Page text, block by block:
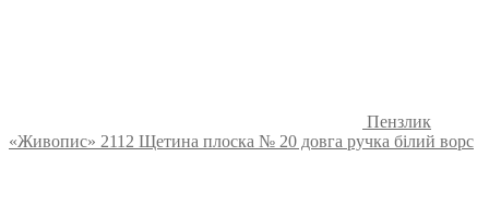
Пензлик
«Живопис» 2112 Щетина плоска № 20 довга ручка білий ворс